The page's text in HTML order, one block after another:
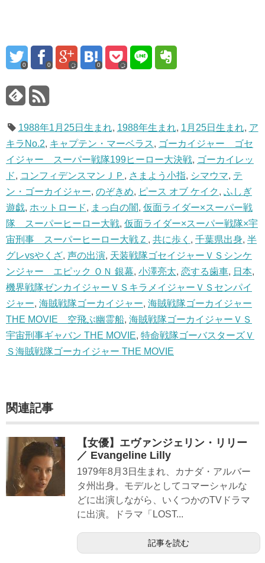
0 0 0
1988年1月25日生まれ, 1988年生まれ, 1月25日生まれ, ア
キラNo.2, キャプテン・マーベラス, ゴーカイジャー ゴセ
イジャー スーパー戦隊199ヒーロー大決戦, ゴーカイレッ
ド, コンフィデンスマンＪＰ , さまよう小指, シマウマ, テ
ン・ゴーカイジャー, のぞきめ, ピース オブ ケイク , ふしぎ
遊戯, ホットロード, まっ白の闇, 仮面ライダー×スーパー戦
隊 スーパーヒーロー大戦, 仮面ライダー×スーパー戦隊×宇
宙刑事 スーパーヒーロー大戦Ｚ , 共に歩く , 千葉県出身, 半
グレvsやくざ, 声の出演, 天装戦隊ゴセイジャーＶＳシンケ
ンジャー エピック ＯＮ 銀幕, 小澤亮太, 恋する歯車, 日本,
機界戦隊ゼンカイジャーＶＳキラメイジャーＶＳセンパイ
ジャー, 海賊戦隊ゴーカイジャー, 海賊戦隊ゴーカイジャー
THE MOVIE 空飛ぶ幽霊船, 海賊戦隊ゴーカイジャーＶＳ
宇宙刑事ギャバン THE MOVIE, 特命戦隊ゴーバスターズＶ
Ｓ海賊戦隊ゴーカイジャー THE MOVIE
関連記事
【女優】エヴァンジェリン・リリー
／ Evangeline Lilly
1979年8月3日生まれ、カナダ・アルバー
タ州出身。モデルとしてコマーシャルな
どに出演しながら、いくつかのTVドラマ
に出演。ドラマ「LOST...
記事を読む